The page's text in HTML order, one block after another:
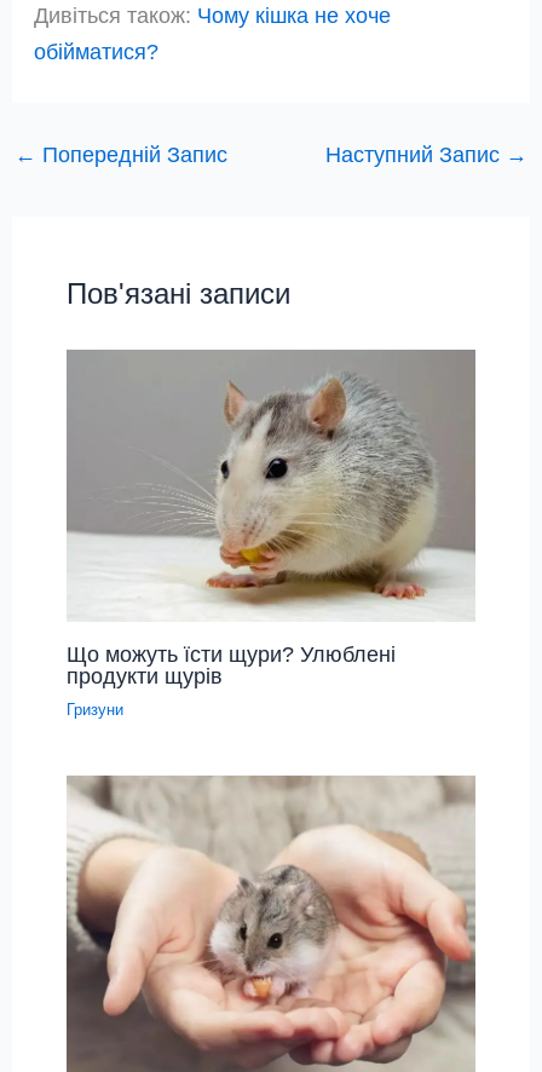
Дивіться також: Чому кішка не хоче
обійматися?
← Попередній Запис Наступний Запис →
Пов'язані записи
Що можуть їсти щури? Улюблені
продукти щурів
Гризуни